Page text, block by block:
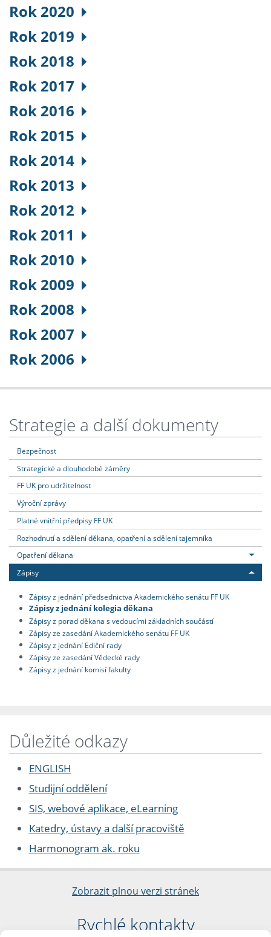
Rok 2020
Rok 2019
Rok 2018
Rok 2017
Rok 2016
Rok 2015
Rok 2014
Rok 2013
Rok 2012
Rok 2011
Rok 2010
Rok 2009
Rok 2008
Rok 2007
Rok 2006
Strategie a další dokumenty
Bezpečnost
Strategické a dlouhodobé záměry
FF UK pro udržitelnost
Výroční zprávy
Platné vnitřní předpisy FF UK
Rozhodnutí a sdělení děkana, opatření a sdělení tajemníka
Opatření děkana
Zápisy
Zápisy z jednání předsednictva Akademického senátu FF UK
Zápisy z jednání kolegia děkana
Zápisy z porad děkana s vedoucími základních součástí
Zápisy ze zasedání Akademického senátu FF UK
Zápisy z jednání Ediční rady
Zápisy ze zasedání Vědecké rady
Zápisy z jednání komisí fakulty
Důležité odkazy
ENGLISH
Studijní oddělení
SIS, webové aplikace, eLearning
Katedry, ústavy a další pracoviště
Harmonogram ak. roku
Zobrazit plnou verzi stránek
Rychlé kontakty